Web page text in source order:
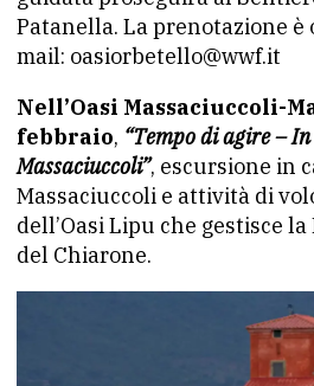
Patanella. La prenotazione
mail: oasiorbetello@wwf.it
Nell’Oasi Massaciuccoli-
febbraio, “Tempo di agire –
Massaciuccoli”, escursione in
Massaciuccoli e attività di
dell’Oasi Lipu che gestisce
del Chiarone.